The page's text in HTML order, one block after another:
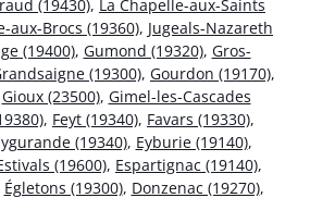
(19430), La Chapelle-aux-Saints
aux-Brocs (19360), Jugeals-Nazareth
(19400), Gumond (19320), Gros-
(19300), Gourdon (19170),
Gioux (23500), Gimel-les-Cascades
, Feyt (19340), Favars (19330),
(19340), Eyburie (19140),
(19600), Espartignac (19140),
Égletons (19300), Donzenac (19270),